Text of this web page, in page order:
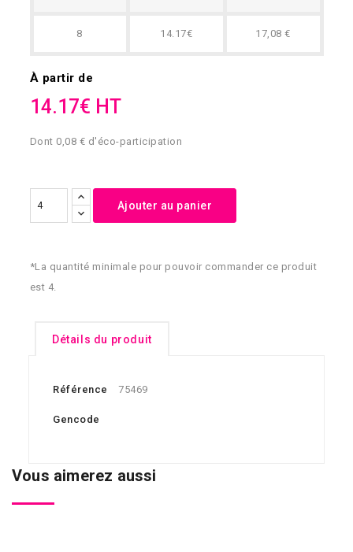
8 14.17€ 17,08 €
À partir de
14.17€ HT
Dont 0,08 € d'éco-participation
Ajouter au panier
*La quantité minimale pour pouvoir commander ce produit
est 4.
Détails du produit
Référence 75469
Gencode
Vous aimerez aussi